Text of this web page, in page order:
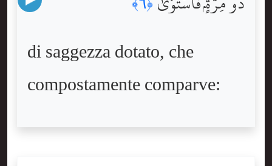
﴿٦﴾
di saggezza dotato, che
compostamente comparve: